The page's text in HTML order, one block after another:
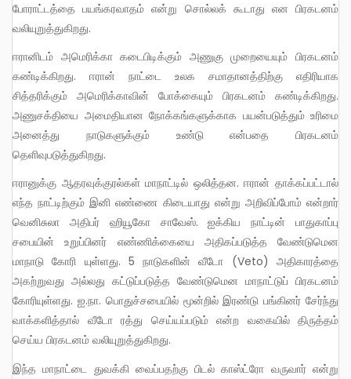
போராட்டத்தை பயங்கரவாதம் என்று சொல்லக் கூடாது என பிரகடனம்
வலியுறுத்துகிறது.
ஈரானிடம் அமெரிக்கா கடைபிடிக்கும் அணுகு முறையையும் பிரகடனம்
கண்டிக்கிறது. ஈரான் நாட்டை உலக சமாதானத்திற்கு எதிரியாக
சித்தரிக்கும் அமெரிக்காவின் போக்கையும் பிரகடனம் கண்டிக்கிறது.
அணுசக்தியை அமைதியான நோக்கங்களுக்காக பயன்படுத்தும் உரிமை
அனைத்து நாடுகளுக்கும் உண்டு என்பதை பிரகடனம்
தெளிவுபடுத்துகிறது.
ஈரானுக்கு ஆதரவுக்குரல்கள் மாநாட்டில் ஒலித்தன. ஈரான் தாக்கப்பட்டால்
எந்த நாட்டிற்கும் இனி எண்ணை கிடையாது என்று அறிவிப்போம் என்றார்
வெனிசுலா அதிபர் ஹியூகோ சாவேஸ். ஐக்கிய நாட்டின் பாதுகாப்பு
சபையின் உறுப்பினர் எண்ணிக்கையை அதிகப்படுத்த வேண்டுமென
மாநாடு கோரி யுள்ளது. 5 நாடுகளின் வீடோ (Veto) அதிகாரத்தை
அகற்றுவது அல்லது கட்டுப்படுத்த வேண்டுமென மாநாட்டுப் பிரகடனம்
கோரியுள்ளது. ஐ.நா. பொதுச்சபையில் மூன்றில் இரண்டு பங்கினர் சேர்ந்து
வாக்களித்தால் வீடோ ரத்து செய்யப்படும் என்ற வகையில் திருத்தம்
செய்ய பிரகடனம் வலியுறுத்துகிறது.
இந்த மாநாட்டை துவக்கி வைப்பதற்கு பிடல் காஸ்ட்ரோ வருவார் என்று